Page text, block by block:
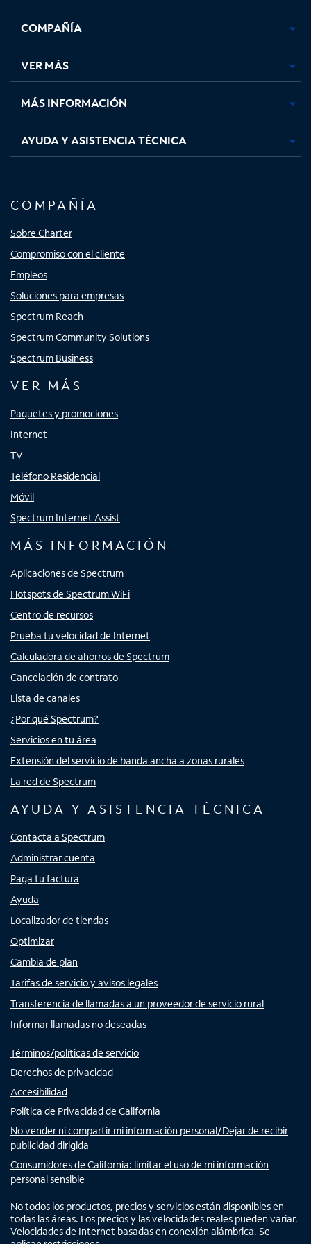
abre
en
pestaña
nueva
abre
en
pestaña
nueva
abre
en
pestaña
nueva
en
nueva
COMPAÑÍA
VER MÁS
MÁS INFORMACIÓN
AYUDA Y ASISTENCIA TÉCNICA
COMPAÑÍA
Sobre Charter
Compromiso con el cliente
Empleos
Soluciones para empresas
Spectrum Reach
Spectrum Community Solutions
Spectrum Business
VER MÁS
Paquetes y promociones
Internet
TV
Teléfono Residencial
Móvil
Spectrum Internet Assist
MÁS INFORMACIÓN
Aplicaciones de Spectrum
Hotspots de Spectrum WiFi
Centro de recursos
Prueba tu velocidad de Internet
Calculadora de ahorros de Spectrum
Cancelación de contrato
Lista de canales
¿Por qué Spectrum?
Servicios en tu área
Extensión del servicio de banda ancha a zonas rurales
La red de Spectrum
AYUDA Y ASISTENCIA TÉCNICA
Contacta a Spectrum
Administrar cuenta
Paga tu factura
Ayuda
Localizador de tiendas
Optimizar
Cambia de plan
Tarifas de servicio y avisos legales
Transferencia de llamadas a un proveedor de servicio rural
Informar llamadas no deseadas
Términos/políticas de servicio
Derechos de privacidad
Accesibilidad
Política de Privacidad de California
No vender ni compartir mi información personal/Dejar de recibir
publicidad dirigida
Consumidores de California: limitar el uso de mi información
personal sensible
No todos los productos, precios y servicios están disponibles en
todas las áreas. Los precios y las velocidades reales pueden variar.
Velocidades de Internet basadas en conexión alámbrica. Se